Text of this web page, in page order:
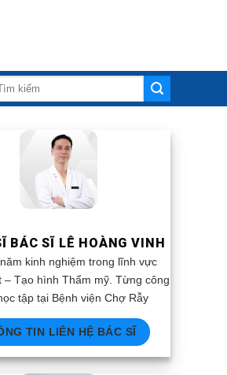
BÁC SĨ LÊ HOÀNG VINH
kinh nghiệm trong lĩnh vực
– Tạo hình Thẩm mỹ. Từng công
tập tại Bệnh viện Chợ Rẫy
TIN LIÊN HỆ BÁC SĨ